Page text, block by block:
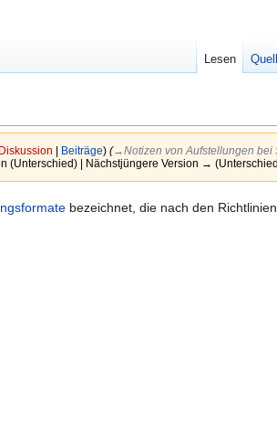
Beiträge) (→‎Notizen von Aufstellungen bei
(Unterschied) | Nächstjüngere Version →
bezeichnet, die nach den
Lesen